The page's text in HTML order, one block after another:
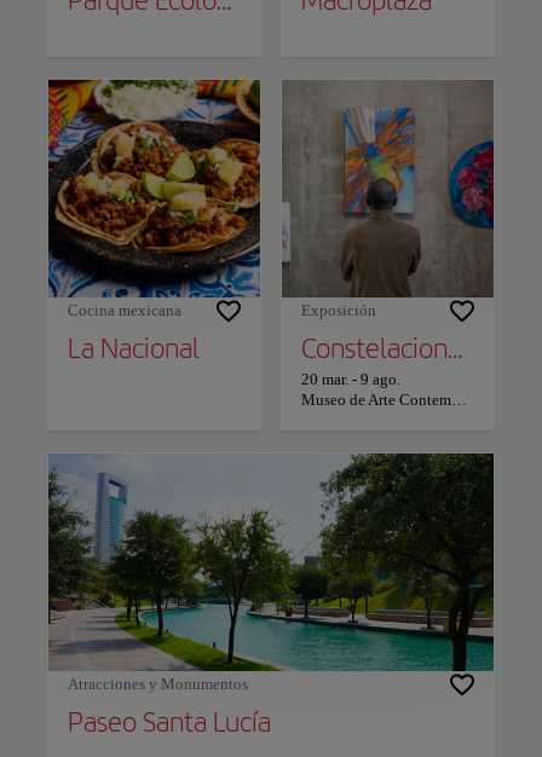
Cocina mexicana
La Nacional
Exposición
Constelaciones y derivas: arte de América Latina desde la Colección FEMSA
20 mar. - 9 ago.
Museo de Arte Contemporáneo de Monterrey (MARCO)
Atracciones y Monumentos
Paseo Santa Lucía